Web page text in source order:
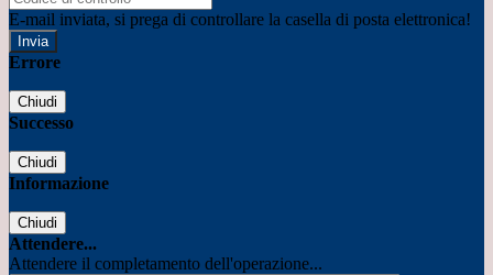
E-mail inviata, si prega di controllare la casella di posta elettronica!
Errore
Chiudi
Successo
Chiudi
Informazione
Chiudi
Attendere...
Attendere il completamento dell'operazione...